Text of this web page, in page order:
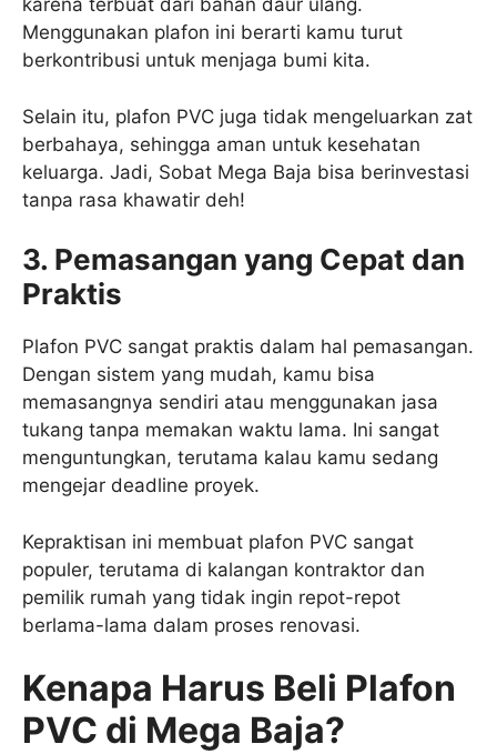
karena terbuat dari bahan daur ulang.
Menggunakan plafon ini berarti kamu turut
berkontribusi untuk menjaga bumi kita.
Selain itu, plafon PVC juga tidak mengeluarkan zat
berbahaya, sehingga aman untuk kesehatan
keluarga. Jadi, Sobat Mega Baja bisa berinvestasi
tanpa rasa khawatir deh!
3. Pemasangan yang Cepat dan
Praktis
Plafon PVC sangat praktis dalam hal pemasangan.
Dengan sistem yang mudah, kamu bisa
memasangnya sendiri atau menggunakan jasa
tukang tanpa memakan waktu lama. Ini sangat
menguntungkan, terutama kalau kamu sedang
mengejar deadline proyek.
Kepraktisan ini membuat plafon PVC sangat
populer, terutama di kalangan kontraktor dan
pemilik rumah yang tidak ingin repot-repot
berlama-lama dalam proses renovasi.
Kenapa Harus Beli Plafon
PVC di Mega Baja?